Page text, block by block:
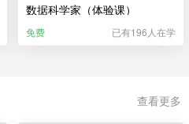
数据科学家（体验课）
免费 已有196人在学
查看更多